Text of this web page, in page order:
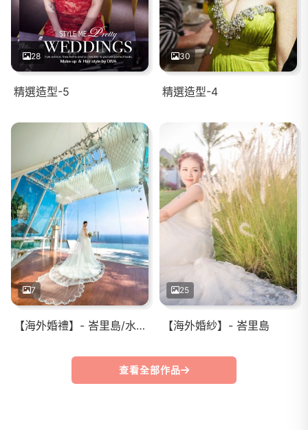
28
精選造型-5
30
精選造型-4
7
【海外婚禮】- 峇里島/水之教堂
25
【海外婚紗】- 峇里島
查看全部作品